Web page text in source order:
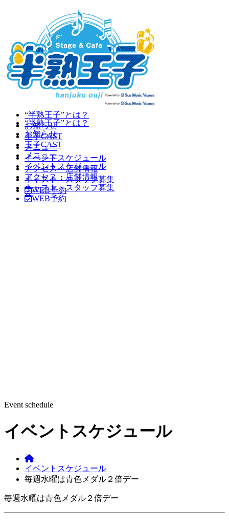
“半熟王子”とは？
お知らせ
王子CAST
メニュー
イベントスケジュール
アクセス・店舗情報
キャスト・スタッフ募集
WEB予約
“半熟王子”とは？
お知らせ
王子CAST
メニュー
イベントスケジュール
アクセス・店舗情報
キャスト・スタッフ募集
WEB予約
Event schedule
イベントスケジュール
イベントスケジュール
毎週水曜は青色メダル２倍デー
毎週水曜は青色メダル２倍デー